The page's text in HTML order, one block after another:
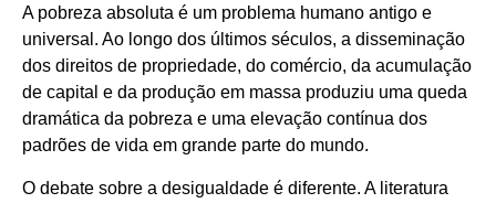
A pobreza absoluta é um problema humano antigo e
universal. Ao longo dos últimos séculos, a disseminação
dos direitos de propriedade, do comércio, da acumulação
de capital e da produção em massa produziu uma queda
dramática da pobreza e uma elevação contínua dos
padrões de vida em grande parte do mundo.
O debate sobre a desigualdade é diferente. A literatura